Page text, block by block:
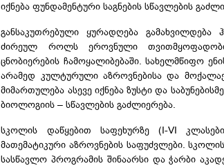
იქნება ფუნდამენტური საგნების სწავლების
განსაკუთრებული ყურადღება გამახვილდება
ძირეულ როლს ეროვნული
ცნობიერების ჩამოყალიბებაში. სახელმწიფო
არამედ კულტურული აზროვნებისა და
მიმართულება ასევე იქნება ზუსტი და
ბიოლოგიის – სწავლების გაძლიერება.
სკოლის დაწყებით საფეხურზე (I-VI
მათემატიკური აზროვნების საფუძვლები.
სასწავლო პროგრამის შინაარსი და ჭარბი